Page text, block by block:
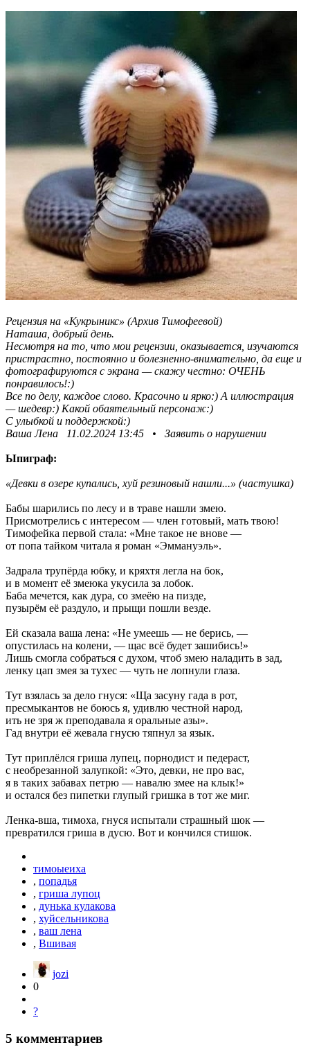
Рецензия на «Кукрыникс» (Архив Тимофеевой)
Наташа, добрый день.
Несмотря на то, что мои рецензии, оказывается, изучаются
пристрастно, постоянно и болезненно-внимательно, да еще и
фотографируются с экрана — скажу честно: ОЧЕНЬ
понравилось!:)
Все по делу, каждое слово. Красочно и ярко:) А иллюстрация
— шедевр:) Какой обаятельный персонаж:)
С улыбкой и поддержкой:)
Ваша Лена 11.02.2024 13:45 • Заявить о нарушении
Ыпиграф:
«Девки в озере купались, хуй резиновый нашли...» (частушка)
Бабы шарились по лесу и в траве нашли змею.
Присмотрелись с интересом — член готовый, мать твою!
Тимофейка первой стала: «Мне такое не внове —
от попа тайком читала я роман «Эммануэль».
Задрала трупёрда юбку, и кряхтя легла на бок,
и в момент её змеюка укусила за лобок.
Баба мечется, как дура, со змеёю на пизде,
пузырём её раздуло, и прыщи пошли везде.
Ей сказала ваша лена: «Не умеешь — не берись, —
опустилась на колени, — щас всё будет зашибись!»
Лишь смогла собраться с духом, чтоб змею наладить в зад,
ленку цап змея за тухес — чуть не лопнули глаза.
Тут взялась за дело гнуся: «Ща засуну гада в рот,
пресмыкантов не боюсь я, удивлю честной народ,
ить не зря ж преподавала я оральные азы».
Гад внутри её жевала гнусю тяпнул за язык.
Тут приплёлся гриша лупец, порнодист и педераст,
с необрезанной залупкой: «Это, девки, не про вас,
я в таких забавах петрю — навалю змее на клык!»
и остался без пипетки глупый гришка в тот же миг.
Ленка-вша, тимоха, гнуся испытали страшный шок —
превратился гриша в дусю. Вот и кончился стишок.
тимоыеиха
, попадья
, гриша лупоц
, дунька кулакова
, хуйсельникова
, ваш лена
, Вшивая
jozi
0
?
5 комментариев